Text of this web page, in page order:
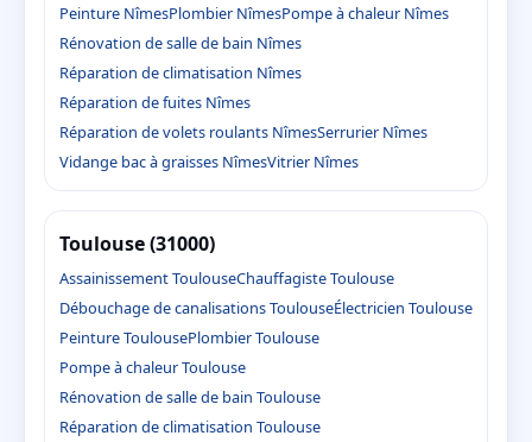
Peinture NîmesPlombier NîmesPompe à chaleur Nîmes
Rénovation de salle de bain Nîmes
Réparation de climatisation Nîmes
Réparation de fuites Nîmes
Réparation de volets roulants NîmesSerrurier Nîmes
Vidange bac à graisses NîmesVitrier Nîmes
Toulouse (31000)
Assainissement ToulouseChauffagiste Toulouse
Débouchage de canalisations ToulouseÉlectricien Toulouse
Peinture ToulousePlombier Toulouse
Pompe à chaleur Toulouse
Rénovation de salle de bain Toulouse
Réparation de climatisation Toulouse